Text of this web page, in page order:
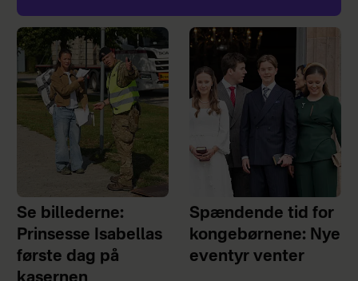
Se billederne:
Prinsesse Isabellas
første dag på
Spændende tid for
kongebørnene: Nye
eventyr venter